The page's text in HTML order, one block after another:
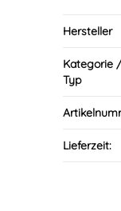
Hersteller
Kategorie /
Typ
Lieferzeit: